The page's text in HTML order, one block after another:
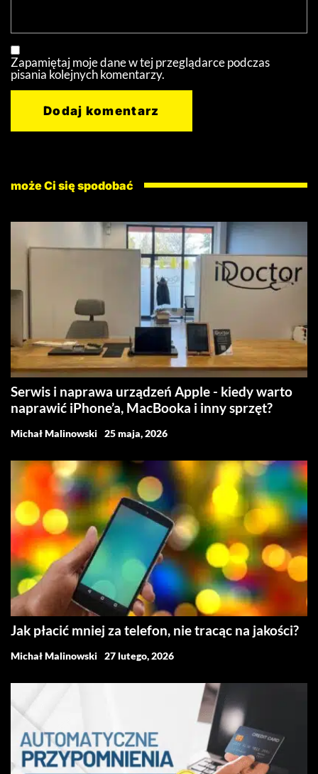
Zapamiętaj moje dane w tej przeglądarce podczas
pisania kolejnych komentarzy.
może Ci się spodobać
Serwis i naprawa urządzeń Apple - kiedy warto
naprawić iPhone’a, MacBooka i inny sprzęt?
Michał Malinowski 25 maja, 2026
Jak płacić mniej za telefon, nie tracąc na jakości?
Michał Malinowski 27 lutego, 2026